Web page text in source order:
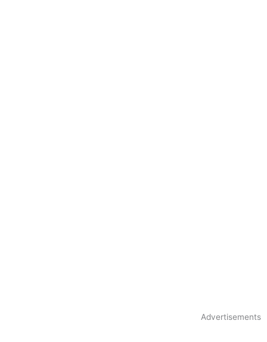
Advertisements